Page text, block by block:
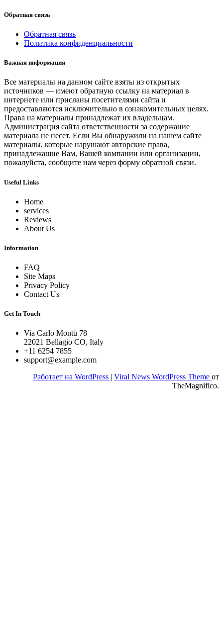
Обратная связь
Обратная связь
Политика конфиденциальности
Важная информация
Все материалы на данном сайте взяты из открытых
источников — имеют обратную ссылку на материал в
интернете или присланы посетителями сайта и
предоставляются исключительно в ознакомительных целях.
Права на материалы принадлежат их владельцам.
Администрация сайта ответственности за содержание
материала не несет. Если Вы обнаружили на нашем сайте
материалы, которые нарушают авторские права,
принадлежащие Вам, Вашей компании или организации,
пожалуйста, сообщите нам через форму обратной связи.
Useful Links
Home
services
Reviews
About Us
Information
FAQ
Site Maps
Privacy Policy
Contact Us
Get In Touch
Via Carlo Montù 78
22021 Bellagio CO, Italy
+11 6254 7855
support@example.com
Работает на WordPress | Viral News WordPress Theme от
TheMagnifico.